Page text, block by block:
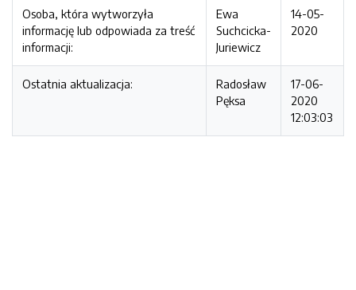
Osoba, która wytworzyła
informację lub odpowiada za treść
informacji:
Ewa
Suchcicka-
Juriewicz
14-05-
2020
Ostatnia aktualizacja:
Radosław
Pęksa
17-06-
2020
12:03:03